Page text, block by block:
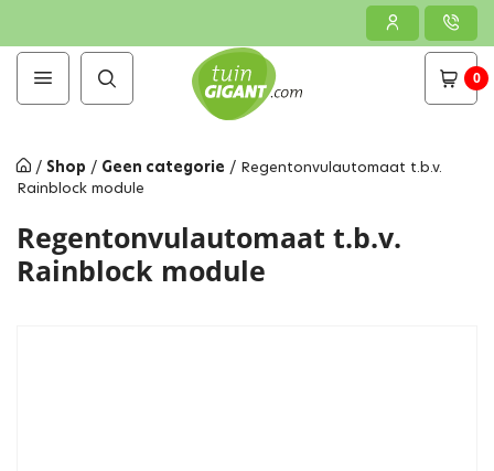
0
/ Shop / Geen categorie / Regentonvulautomaat t.b.v.
Rainblock module
Regentonvulautomaat t.b.v.
Rainblock module